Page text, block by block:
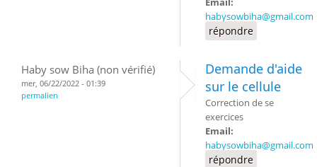
habysowbiha@gmail.com
répondre
Haby sow Biha (non vérifié)
mer, 06/22/2022 - 01:39
permalien
Demande d'aide
sur le cellule
Correction de se
exercices
Email:
habysowbiha@gmail.com
répondre